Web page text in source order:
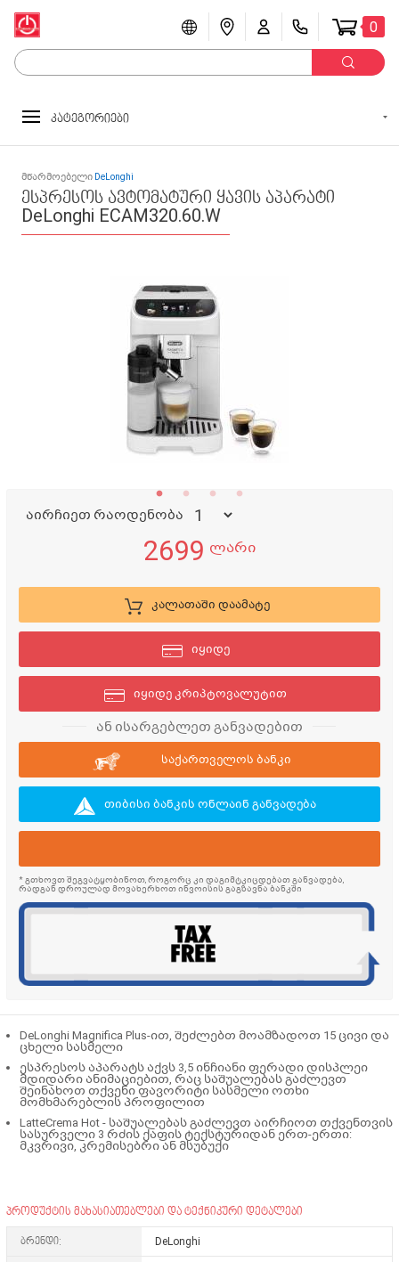
0
კატეგორიები
მწარმოებელი DeLonghi
ესპრესოს ავტომატური ყავის აპარატი
DeLonghi ECAM320.60.W
აირჩიეთ რაოდენობა
2699 ლარი
კალათაში დაამატე
იყიდე
იყიდე კრიპტოვალუტით
ან ისარგებლეთ განვადებით
საქართველოს ბანკი
თიბისი ბანკის ონლაინ განვადება
* გთხოვთ შეგვატყობინოთ, როგორც კი დაგიმტკიცდებათ განვადება,
რადგან დროულად მოვახერხოთ ინვოისის გაგზავნა ბანკში
DeLonghi Magnifica Plus-ით, შეძლებთ მოამზადოთ 15 ცივი და
ცხელი სასმელი
ესპრესოს აპარატს აქვს 3,5 ინჩიანი ფერადი დისპლეი
მდიდარი ანიმაციებით, რაც საშუალებას გაძლევთ
შეინახოთ თქვენი ფავორიტი სასმელი ოთხი
მომხმარებლის პროფილით
LatteCrema Hot - საშუალებას გაძლევთ აირჩიოთ თქვენთვის
სასურველი 3 რძის ქაფის ტექსტურიდან ერთ-ერთი:
მკვრივი, კრემისებრი ან მსუბუქი
პროდუქტის მახასიათებლები და ტექნიკური დეტალები
ბრენდი: DeLonghi